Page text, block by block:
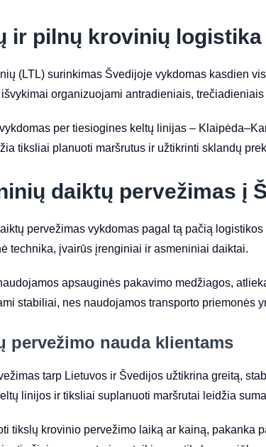
ir pilnų krovinių logistika
(LTL) surinkimas Švedijoje vykdomas kasdien
organizuojami antradieniais,
per tiesiogines keltų linijas –
tiksliai planuoti maršrutus ir užtikrinti sklandų
daiktų pervežimas į
pervežimas vykdomas pagal tą pačią
technika, įvairūs įrenginiai ir asmeniniai daiktai.
apsauginės pakavimo medžiagos,
stabiliai, nes naudojamos transporto priemonės
pervežimo nauda klientams
tarp Lietuvos ir Švedijos užtikrina greitą,
linijos ir tiksliai suplanuoti maršrutai leidžia
tikslų krovinio pervežimo laiką ar kainą, pakanka